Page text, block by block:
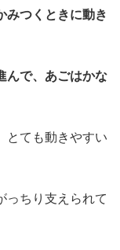
みつくときに動き
んで、あごはかな
とても動きやすい
っちり支えられて